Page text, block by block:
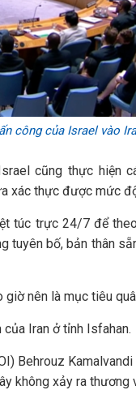
công của Israel vào
cũng thực hiện
xác thực được mức
túc trực 24/7 để
tuyên bố, bản thân
giờ nên là mục tiêu
Iran ở tỉnh Isfahan.
Behrouz
không xảy ra thương